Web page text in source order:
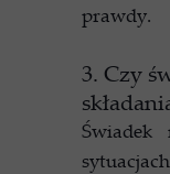
prawdy.
3. Czy
Świadek